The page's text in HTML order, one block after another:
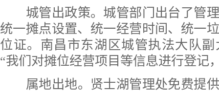
城管出政策。城管部门出台了管
统一摊点设置、统一经营时间、统一
位证。南昌市东湖区城管执法大队
“我们对摊位经营项目等信息进行登记
属地出地。贤士湖管理处免费提